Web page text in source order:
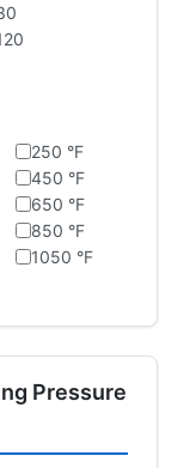
250 °F
450 °F
650 °F
850 °F
1050 °F
Pressure